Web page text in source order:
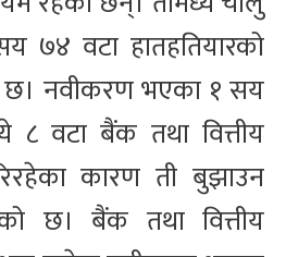
७४ वटा हातहतियारको
छ। नवीकरण भएका १ सय
८ वटा बैंक तथा वित्तीय
कारण ती बुझाउन
छ। बैंक तथा वित्तीय